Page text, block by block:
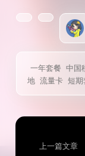
一年套餐 中国
地 流量卡 短期
上一篇文章